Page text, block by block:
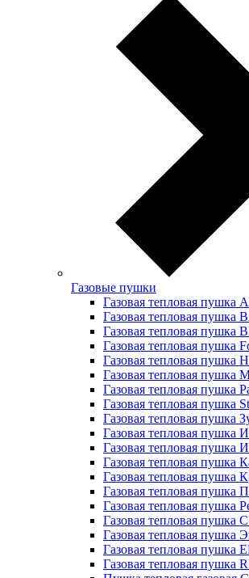
Газовые пушки
Газовая тепловая пушка
Газовая тепловая пушка
Газовая тепловая пушка
Газовая тепловая пушка
Газовая тепловая пушка
Газовая тепловая пушка
Газовая тепловая пушка
Газовая тепловая пушка
Газовая тепловая пушка
Газовая тепловая пушка
Газовая тепловая пушка
Газовая тепловая пушка
Газовая тепловая пушка
Газовая тепловая пушка
Газовая тепловая пушка
Газовая тепловая
Газовая тепловая пушка
Газовая тепловая пушка
Газовая тепловая пушка